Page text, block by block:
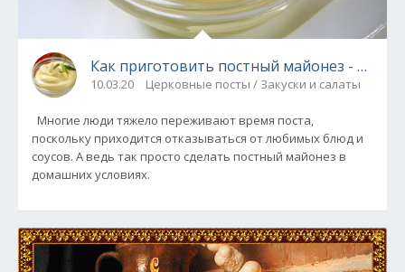
Как приготовить постный майонез - 3
10.03.20 Церковные посты / Закуски и салаты
Многие люди тяжело переживают время поста,
поскольку приходится отказываться от любимых блюд и
соусов. А ведь так просто сделать постный майонез в
домашних условиях.